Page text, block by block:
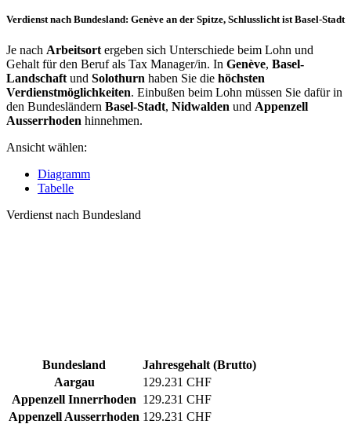
Verdienst nach Bundesland: Genève an der Spitze, Schlusslicht ist Basel-Stadt
Je nach Arbeitsort ergeben sich Unterschiede beim Lohn und
Gehalt für den Beruf als Tax Manager/in. In Genève, Basel-
Landschaft und Solothurn haben Sie die höchsten
Verdienstmöglichkeiten. Einbußen beim Lohn müssen Sie dafür in
den Bundesländern Basel-Stadt, Nidwalden und Appenzell
Ausserrhoden hinnehmen.
Ansicht wählen:
Diagramm
Tabelle
Verdienst nach Bundesland
Bundesland
Jahresgehalt (Brutto)
Aargau
129.231 CHF
Appenzell Innerrhoden 129.231 CHF
Appenzell Ausserrhoden 129.231 CHF